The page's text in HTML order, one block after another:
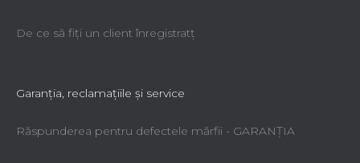
De ce să fiţi un client înregistratţ
Garanţia, reclamaţiile şi service
Răspunderea pentru defectele mărfii - GARANŢIA